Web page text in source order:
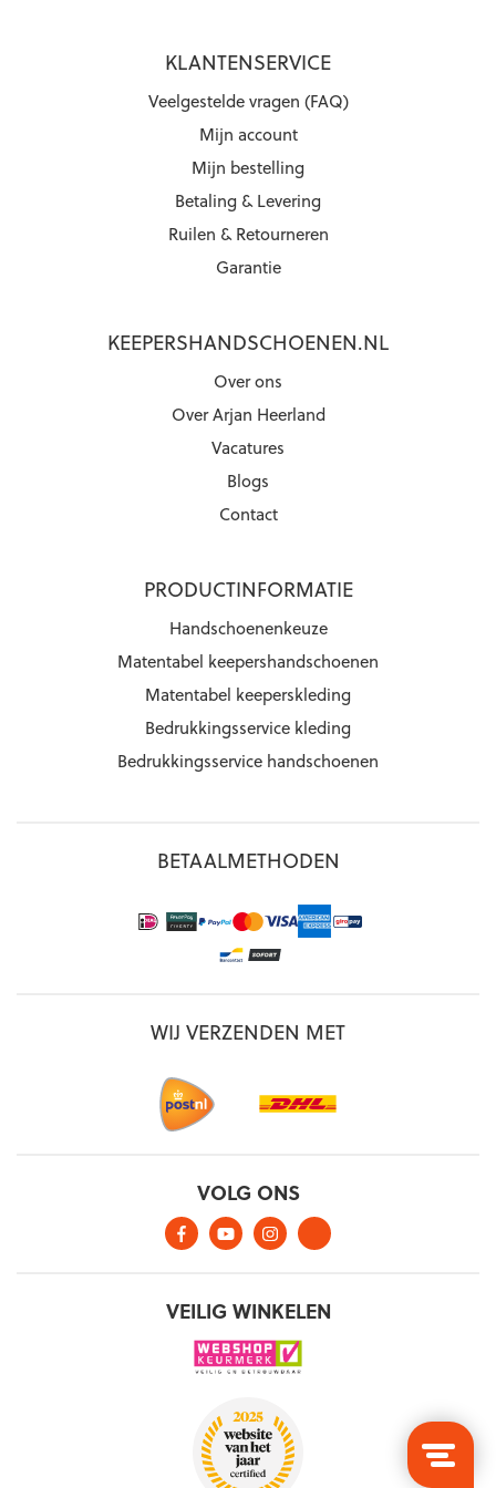
KLANTENSERVICE
Veelgestelde vragen (FAQ)
Mijn account
Mijn bestelling
Betaling & Levering
Ruilen & Retourneren
Garantie
KEEPERSHANDSCHOENEN.NL
Over ons
Over Arjan Heerland
Vacatures
Blogs
Contact
PRODUCTINFORMATIE
Handschoenenkeuze
Matentabel keepershandschoenen
Matentabel keeperskleding
Bedrukkingsservice kleding
Bedrukkingsservice handschoenen
BETAALMETHODEN
WIJ VERZENDEN MET